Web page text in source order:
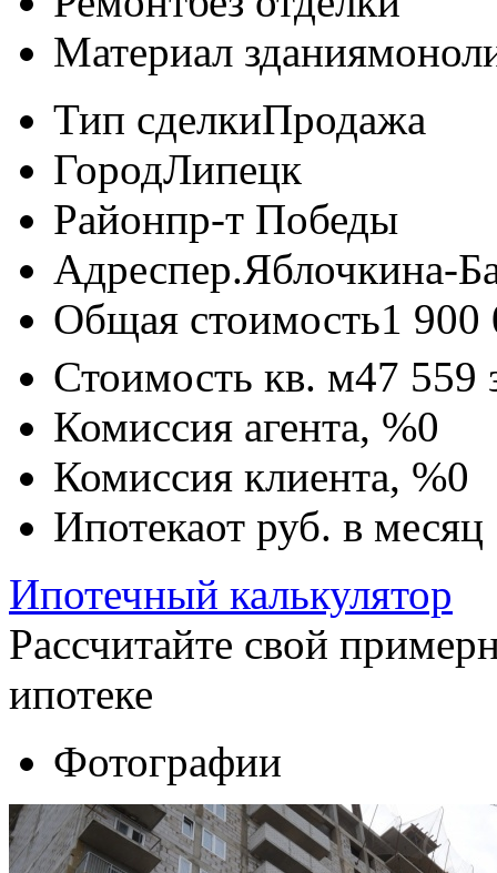
Материал здания
Тип сделкиПродажа
ГородЛипецк
Районпр-т Победы
Адреспер.Яблочкина-
Общая стоимость1 900
Стоимость кв. м47 559
Комиссия агента, %0
Комиссия клиента, %0
Ипотекаот руб. в месяц
Ипотечный калькулятор
Рассчитайте свой
ипотеке
Фотографии